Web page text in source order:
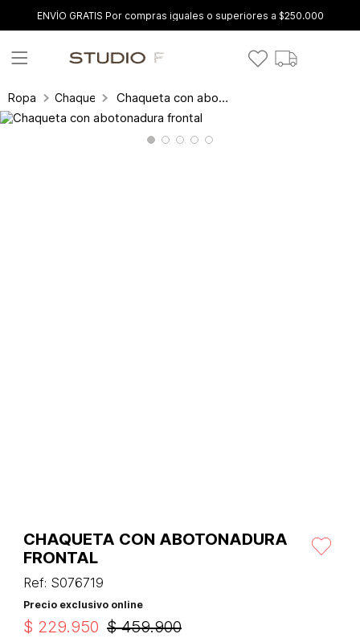
ENVÍO GRATIS Por compras iguales o superiores a $250.000
Ropa Chaquetas Chaqueta con abotonadura frontal
CHAQUETA CON ABOTONADURA
FRONTAL
Ref: S076719
Precio exclusivo online
$ 459.900
$ 229.950